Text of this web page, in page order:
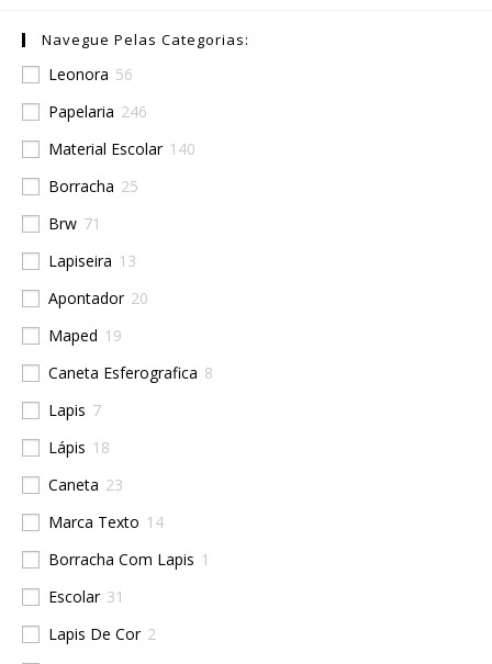
Navegue Pelas Categorias:
Leonora 56
Papelaria 246
Material Escolar 140
Borracha 25
Brw 71
Lapiseira 13
Apontador 20
Maped 19
Caneta Esferografica 8
Lapis 7
Lápis 18
Caneta 23
Marca Texto 14
Borracha Com Lapis 1
Escolar 31
Lapis De Cor 2